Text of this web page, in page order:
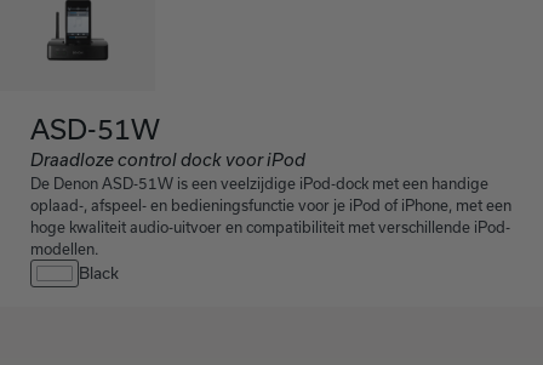
ASD-51W
Draadloze control dock voor iPod
De Denon ASD-51W is een veelzijdige iPod-dock met een handige
oplaad-, afspeel- en bedieningsfunctie voor je iPod of iPhone, met een
hoge kwaliteit audio-uitvoer en compatibiliteit met verschillende iPod-
modellen.
Black